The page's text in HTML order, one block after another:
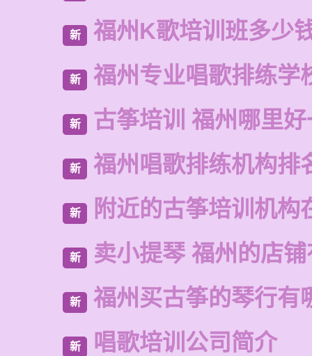
新 福州K歌培训班多少
新 福州专业唱歌排练学
新 古筝培训 福州哪里
新 福州唱歌排练机构排
新 附近的古筝培训机构
新 卖小提琴 福州的店
新 福州买古筝的琴行有
新 唱歌培训公司简介